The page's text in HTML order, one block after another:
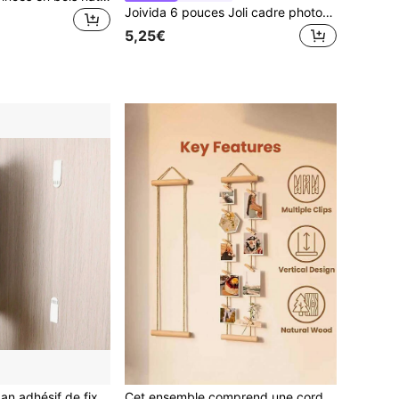
Joivida 6 pouces Joli cadre photo en plastique avec perles, cadre photo de bureau adorable, support de cadre décoratif, accessoire de décoration pour la maison Cadre de table, décoration de bureau rustique, accent moderne pour la maison, cadeau de pendaison de crémaillère, support d'affichage photo, style de papier prédéfini aléatoire
5,25€